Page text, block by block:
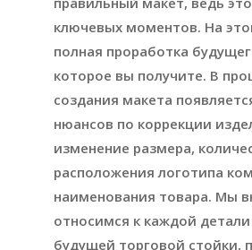
ключевых моментов. На
полная проработка
которое вы получите. В
создания макета
нюансов по коррекции
изменение размера,
расположения логотипа
наименования товара. Мы
относимся к каждой
будущей торговой стойки,